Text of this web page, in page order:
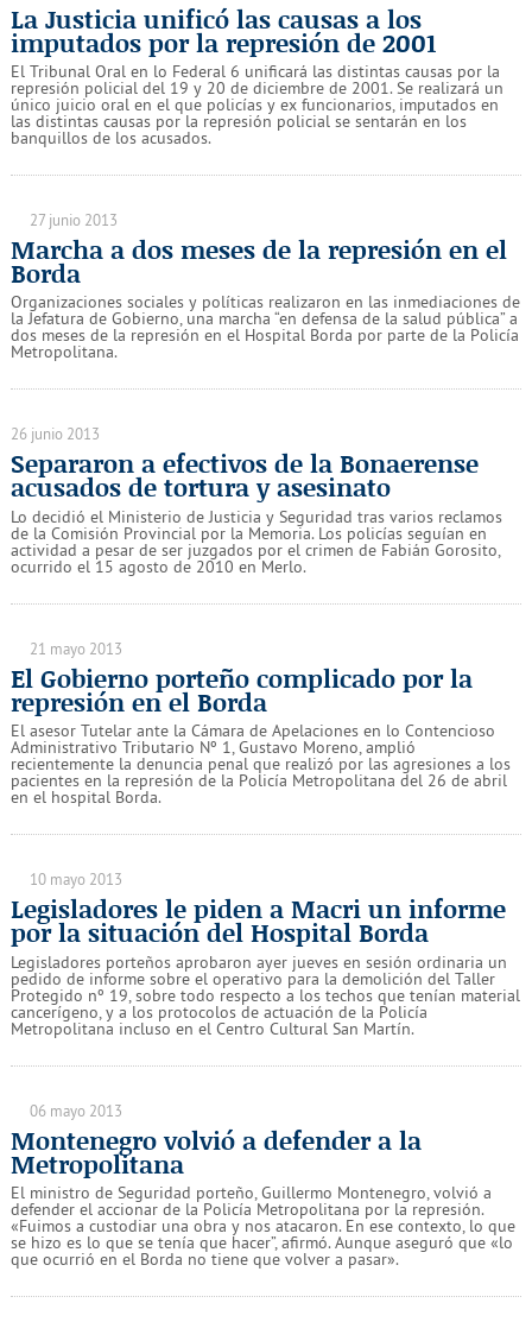
La Justicia unificó las causas a los
imputados por la represión de 2001
El Tribunal Oral en lo Federal 6 unificará las distintas causas por la
represión policial del 19 y 20 de diciembre de 2001. Se realizará un
único juicio oral en el que policías y ex funcionarios, imputados en
las distintas causas por la represión policial se sentarán en los
banquillos de los acusados.
27 junio 2013
Marcha a dos meses de la represión en el
Borda
Organizaciones sociales y políticas realizaron en las inmediaciones de
la Jefatura de Gobierno, una marcha “en defensa de la salud pública” a
dos meses de la represión en el Hospital Borda por parte de la Policía
Metropolitana.
26 junio 2013
Separaron a efectivos de la Bonaerense
acusados de tortura y asesinato
Lo decidió el Ministerio de Justicia y Seguridad tras varios reclamos
de la Comisión Provincial por la Memoria. Los policías seguían en
actividad a pesar de ser juzgados por el crimen de Fabián Gorosito,
ocurrido el 15 agosto de 2010 en Merlo.
21 mayo 2013
El Gobierno porteño complicado por la
represión en el Borda
El asesor Tutelar ante la Cámara de Apelaciones en lo Contencioso
Administrativo Tributario Nº 1, Gustavo Moreno, amplió
recientemente la denuncia penal que realizó por las agresiones a los
pacientes en la represión de la Policía Metropolitana del 26 de abril
en el hospital Borda.
10 mayo 2013
Legisladores le piden a Macri un informe
por la situación del Hospital Borda
Legisladores porteños aprobaron ayer jueves en sesión ordinaria un
pedido de informe sobre el operativo para la demolición del Taller
Protegido nº 19, sobre todo respecto a los techos que tenían material
cancerígeno, y a los protocolos de actuación de la Policía
Metropolitana incluso en el Centro Cultural San Martín.
06 mayo 2013
Montenegro volvió a defender a la
Metropolitana
El ministro de Seguridad porteño, Guillermo Montenegro, volvió a
defender el accionar de la Policía Metropolitana por la represión.
«Fuimos a custodiar una obra y nos atacaron. En ese contexto, lo que
se hizo es lo que se tenía que hacer”, afirmó. Aunque aseguró que «lo
que ocurrió en el Borda no tiene que volver a pasar».